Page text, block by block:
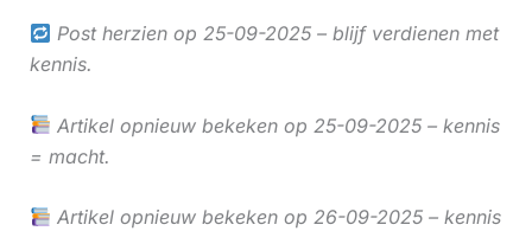
Post herzien op 25-09-2025 – blijf verdienen met
kennis.
Artikel opnieuw bekeken op 25-09-2025 – kennis
= macht.
Artikel opnieuw bekeken op 26-09-2025 – kennis